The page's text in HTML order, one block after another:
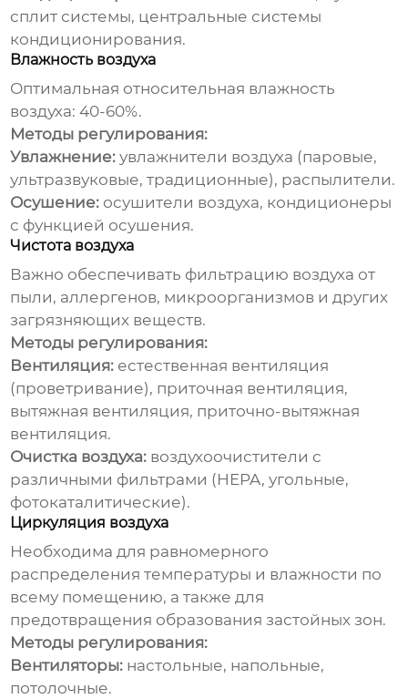
сплит системы, центральные системы
кондиционирования.
Влажность воздуха
Оптимальная относительная влажность
воздуха: 40-60%.
Методы регулирования:
Увлажнение: увлажнители воздуха (паровые,
ультразвуковые, традиционные), распылители.
Осушение: осушители воздуха, кондиционеры
с функцией осушения.
Чистота воздуха
Важно обеспечивать фильтрацию воздуха от
пыли, аллергенов, микроорганизмов и других
загрязняющих веществ.
Методы регулирования:
Вентиляция: естественная вентиляция
(проветривание), приточная вентиляция,
вытяжная вентиляция, приточно-вытяжная
вентиляция.
Очистка воздуха: воздухоочистители с
различными фильтрами (HEPA, угольные,
фотокаталитические).
Циркуляция воздуха
Необходима для равномерного
распределения температуры и влажности по
всему помещению, а также для
предотвращения образования застойных зон.
Методы регулирования:
Вентиляторы: настольные, напольные,
потолочные.